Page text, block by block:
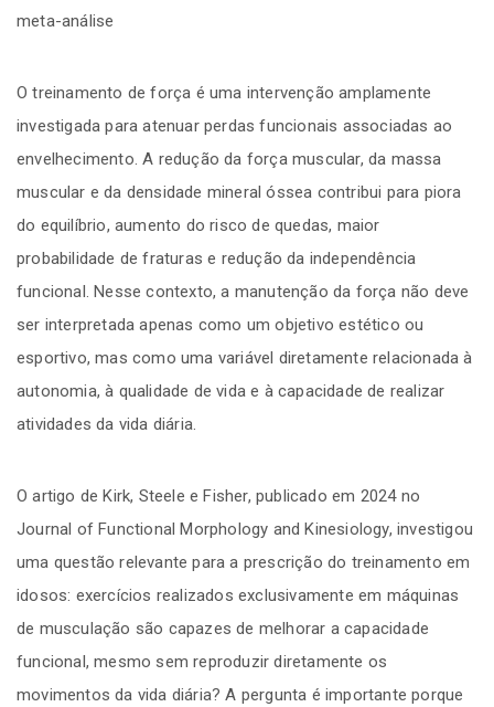
meta-análise
O treinamento de força é uma intervenção amplamente
investigada para atenuar perdas funcionais associadas ao
envelhecimento. A redução da força muscular, da massa
muscular e da densidade mineral óssea contribui para piora
do equilíbrio, aumento do risco de quedas, maior
probabilidade de fraturas e redução da independência
funcional. Nesse contexto, a manutenção da força não deve
ser interpretada apenas como um objetivo estético ou
esportivo, mas como uma variável diretamente relacionada à
autonomia, à qualidade de vida e à capacidade de realizar
atividades da vida diária.
O artigo de Kirk, Steele e Fisher, publicado em 2024 no
Journal of Functional Morphology and Kinesiology, investigou
uma questão relevante para a prescrição do treinamento em
idosos: exercícios realizados exclusivamente em máquinas
de musculação são capazes de melhorar a capacidade
funcional, mesmo sem reproduzir diretamente os
movimentos da vida diária? A pergunta é importante porque